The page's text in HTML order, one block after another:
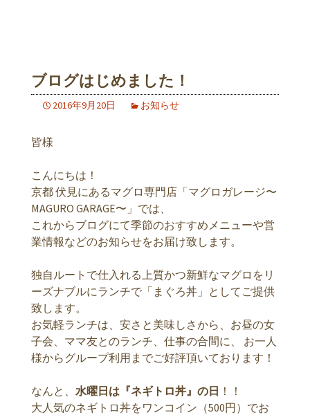
ブログはじめました！
2016年9月20日 お知らせ
皆様
こんにちは！
京都 伏見にあるマグロ専門店「マグロガレージ〜
MAGURO GARAGE〜」では、
これからブログにて季節のおすすめメニューや営
業情報などのお知らせをお届け致します。
独自ルートで仕入れる上質かつ新鮮なマグロをリ
ーズナブルにランチで「まぐろ丼」としてご提供
致します。
お気軽ランチは、安さと美味しさから、お昼の女
子会、ママ友とのランチ、仕事の合間に、 お一人
様からグループ利用までご好評頂いております！
なんと、 水曜日は『ネギトロ丼』の日 ！！
大人気のネギトロ丼をワンコイン（500円）でお